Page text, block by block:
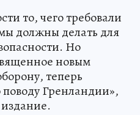
то, чего требовали
должны делать для
Но
новым
теперь
Гренландии»,